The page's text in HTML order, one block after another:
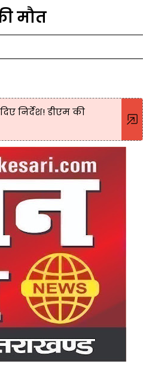
मौत
निर्देश! डीएम की